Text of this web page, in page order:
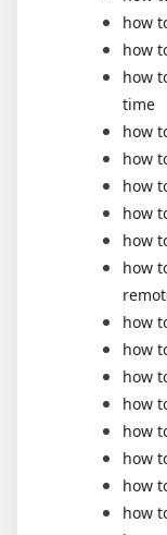
how
how
how
time
how
how
how
how
how
how
how
how
how
how
how
how
how
how